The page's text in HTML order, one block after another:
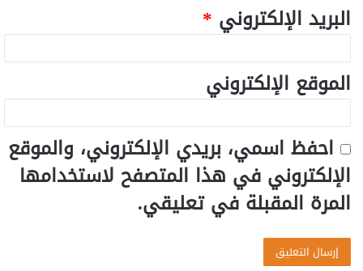
البريد الإلكتروني *
الموقع الإلكتروني
احفظ اسمي، بريدي الإلكتروني، والموقع
الإلكتروني في هذا المتصفح لاستخدامها
المرة المقبلة في تعليقي.